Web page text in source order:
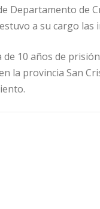
Departamento de
a su cargo
10 años de
la provincia San